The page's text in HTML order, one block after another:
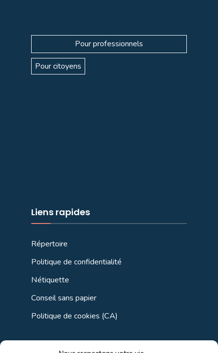
Pour professionnels
Pour citoyens
Liens rapides
Répertoire
Politique de confidentialité
Nétiquette
Conseil sans papier
Politique de cookies (CA)
Liens utiles